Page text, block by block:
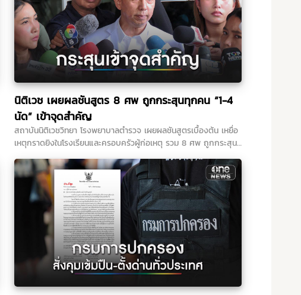
นิติเวช เผยผลชันสูตร 8 ศพ ถูกกระสุนทุกคน “1-4
นัด” เข้าจุดสำคัญ
สถาบันนิติเวชวิทยา โรงพยาบาลตำรวจ เผยผลชันสูตรเบื้องต้น เหยื่อ
เหตุกราดยิงในโรงเรียนและครอบครัวผู้ก่อเหตุ รวม 8 ศพ ถูกกระสุน
ผู้ก่อเหตุ ถูกยิงเข้าศีรษะ 1 นัด กระสุนทะลุออก และพบเขม่าปืนบริเวณ
บาดแผล สะท้อนระยะยิงใกล้ผิวหนัง ขณะที่ประเด็นวิสามัญฆาตกรรม
ยังต้องรอผลการสอบสวนของตำรวจ...